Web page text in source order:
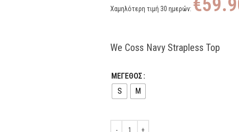
Χαμηλότερη τιμή 30 ημερών: €
We Coss Navy Strapless Top
ΜΕΓΕΘΟΣ
S
M